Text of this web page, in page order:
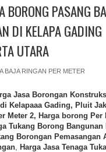
BORONG PASANG
DI KELAPA GADING
UTARA
BAJA RINGAN PER METER
Jasa Borongan
Kelapaaa Gading, Pluit
Meter 2, Harga borong Per
Tukang Borong Bangunan
Borongan Pemasangan
Harga Jasa Tenaga